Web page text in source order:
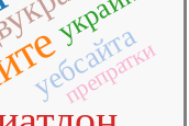
уебсайта
препратки